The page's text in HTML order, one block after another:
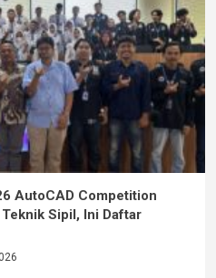
AutoCAD Competition
Sipil, Ini Daftar